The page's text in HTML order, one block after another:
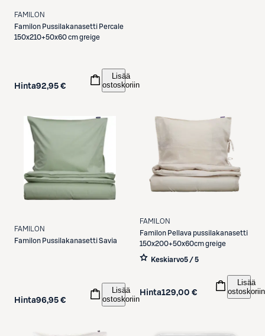
FAMILON
Familon Pussilakanasetti Percale
150x210+50x60 cm greige
Hinta92,95 €
Lisää
ostoskoriin
FAMILON
Familon Pussilakanasetti Savia
Hinta96,95 €
Lisää
ostoskoriin
FAMILON
Familon Pellava pussilakanasetti
150x200+50x60cm greige
Keskiarvo5 / 5
Hinta129,00 €
Lisää
ostoskoriin